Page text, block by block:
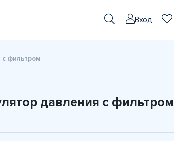
Вход
с фильтром
давления с фильтром